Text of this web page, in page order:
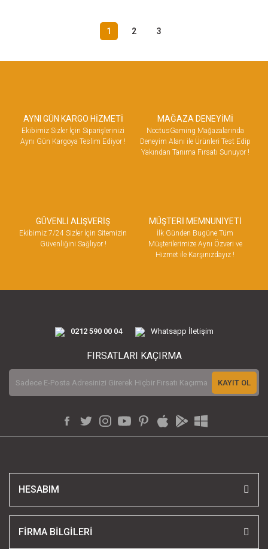
1 2 3
AYNI GÜN KARGO HİZMETİ
Ekibimiz Sizler İçin Siparişlerinizi
Aynı Gün Kargoya Teslim Ediyor !
MAĞAZA DENEYİMİ
NoctusGaming Mağazalarında
Deneyim Alanı ile Ürünleri Test Edip
Yakından Tanıma Fırsatı Sunuyor !
GÜVENLİ ALIŞVERİŞ
Ekibimiz 7/24 Sizler İçin Sitemizin
Güvenliğini Sağlıyor !
MÜŞTERİ MEMNUNİYETİ
İlk Günden Bugüne Tüm
Müşterilerimize Aynı Özveri ve
Hizmet ile Karşınızdayız !
0212 590 00 04 Whatsapp İletişim
FIRSATLARI KAÇIRMA
KAYIT OL
HESABIM
FİRMA BİLGİLERİ